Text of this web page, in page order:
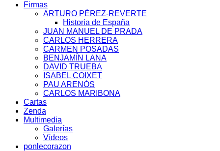
Firmas
ARTURO PÉREZ-REVERTE
Historia de España
JUAN MANUEL DE PRADA
CARLOS HERRERA
CARMEN POSADAS
BENJAMÍN LANA
DAVID TRUEBA
ISABEL COIXET
PAU ARENÓS
CARLOS MARIBONA
Cartas
Zenda
Multimedia
Galerías
Vídeos
ponlecorazon